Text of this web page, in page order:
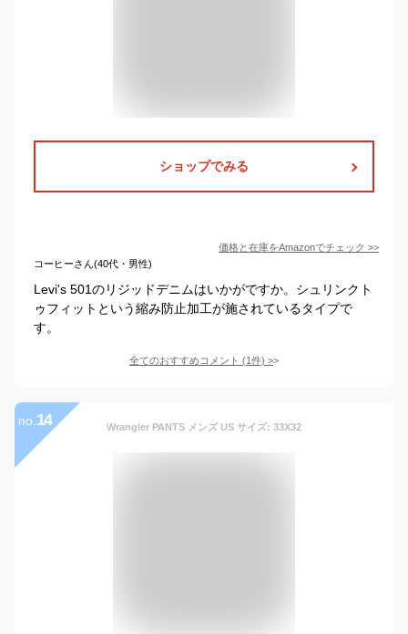
ショップでみる
価格と在庫をAmazonでチェック >>
コーヒーさん(40代・男性)
Levi's 501のリジッドデニムはいかがですか。シュリンクト
ゥフィットという縮み防止加工が施されているタイプで
す。
全てのおすすめコメント (1件) >
no. 14 Wrangler PANTS メンズ US サイズ: 33X32